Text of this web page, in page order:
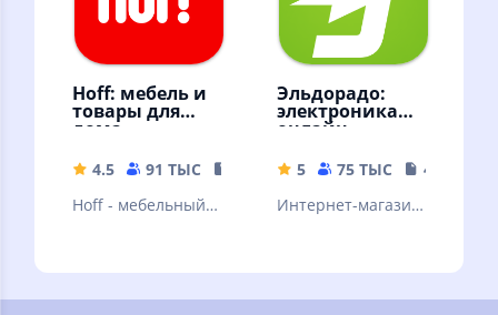
Hoff: мебель и
товары для
дома
4.5 91 ТЫС
167.42 MB
Hoff - мебельный
товары для дома.
Эльдорадо:
электроника
онлайн
5 75 ТЫС
44.14 MB
Интернет-магазин:
выгодные покупки